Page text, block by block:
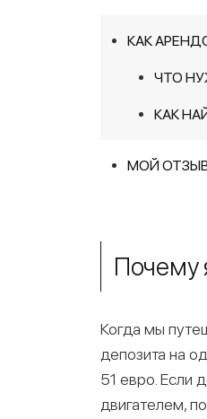
КАК
ЧТО
КАК
МОЙ
Почему
Когда мы
депозита на
51 евро. Если
двигателем,